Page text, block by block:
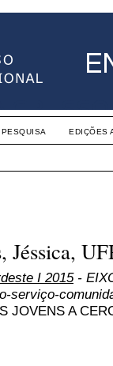
PESQUISA EDIÇÕES
Jéssica,
I 2015-
serviço-
JOVENS A